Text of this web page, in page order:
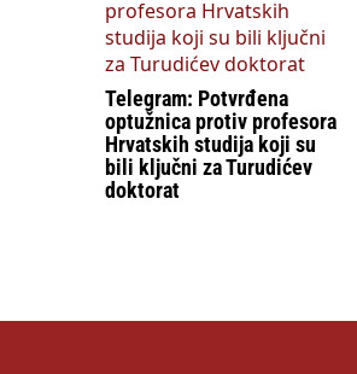
Telegram: Potvrđena
optužnica protiv profesora
Hrvatskih studija koji su
bili ključni za Turudićev
doktorat